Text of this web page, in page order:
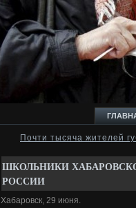
Почти тысяча жителей
ШКОЛЬНИКИ
РОССИИ
Хабаровск, 29 июня.